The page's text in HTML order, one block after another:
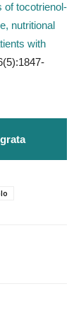
of tocotrienol-
nutritional
with